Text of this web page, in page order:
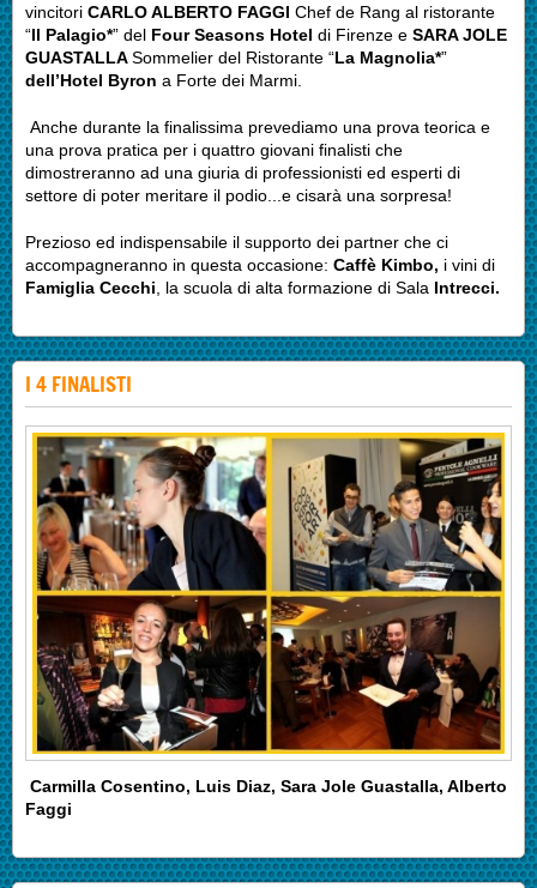
vincitori CARLO ALBERTO FAGGI Chef de Rang al ristorante
“Il Palagio*” del Four Seasons Hotel di Firenze e SARA JOLE
GUASTALLASommelier del Ristorante “La Magnolia*”
dell’Hotel Byron a Forte dei Marmi.
Anche durante la finalissima prevediamo una prova teorica e
una prova pratica per i quattro giovani finalisti che
dimostreranno ad una giuria di professionisti ed esperti di
settore di poter meritare il podio...e cisarà una sorpresa!
Prezioso ed indispensabile il supporto dei partner che ci
accompagneranno in questa occasione: Caffè Kimbo, i vini di
Famiglia Cecchi , la scuola di alta formazione di Sala Intrecci.
I 4 FINALISTI
Carmilla Cosentino, Luis Diaz, Sara Jole Guastalla, Alberto
Faggi